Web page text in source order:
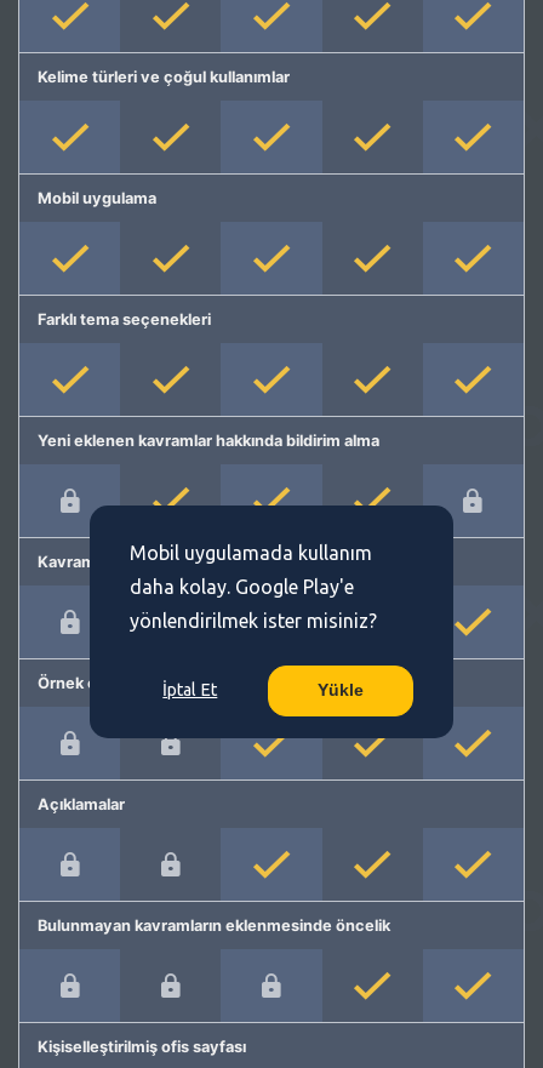
Kelime türleri ve çoğul kullanımlar
Mobil uygulama
Farklı tema seçenekleri
Yeni eklenen kavramlar hakkında bildirim alma
Kavram önerme
Örnek cümleler
Açıklamalar
Bulunmayan kavramların eklenmesinde öncelik
Kişiselleştirilmiş ofis sayfası
Mobil uygulamada kullanım
daha kolay. Google Play'e
yönlendirilmek ister misiniz?
İptal Et Yükle